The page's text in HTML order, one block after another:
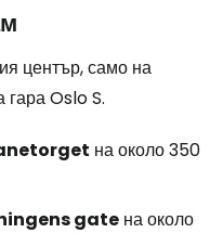
център, само на
гара Oslo S.
на около 350
gate на около